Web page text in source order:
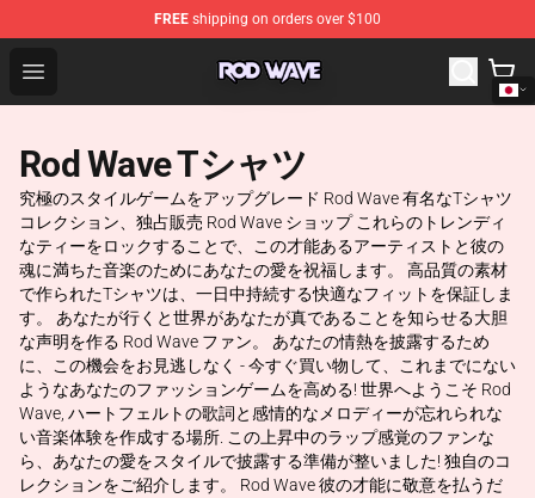
FREE shipping on orders over $100
Open menu
Rod Wave Shop - Official Rod Wave Merchandise Store
Rod Wave Tシャツ
究極のスタイルゲームをアップグレード Rod Wave 有名なTシャツ
コレクション、独占販売 Rod Wave ショップ これらのトレンディ
なティーをロックすることで、この才能あるアーティストと彼の
魂に満ちた音楽のためにあなたの愛を祝福します。 高品質の素材
で作られたTシャツは、一日中持続する快適なフィットを保証しま
す。 あなたが行くと世界があなたが真であることを知らせる大胆
な声明を作る Rod Wave ファン。 あなたの情熱を披露するため
に、この機会をお見逃しなく - 今すぐ買い物して、これまでにない
ようなあなたのファッションゲームを高める! 世界へようこそ Rod
Wave, ハートフェルトの歌詞と感情的なメロディーが忘れられな
い音楽体験を作成する場所. この上昇中のラップ感覚のファンな
ら、あなたの愛をスタイルで披露する準備が整いました! 独自のコ
レクションをご紹介します。 Rod Wave 彼の才能に敬意を払うだ